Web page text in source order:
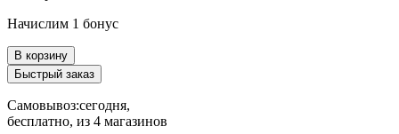
Начислим 1 бонус
В корзину
Быстрый заказ
Самовывоз:сегодня,
бесплатно, из 4 магазинов